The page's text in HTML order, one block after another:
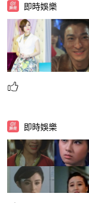
即時娛樂
即時娛樂